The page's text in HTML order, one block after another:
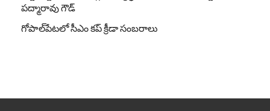
పద్మారావు గౌడ్
గోపాల్‌పేటలో సీఎం కప్ క్రీడా సంబరాలు